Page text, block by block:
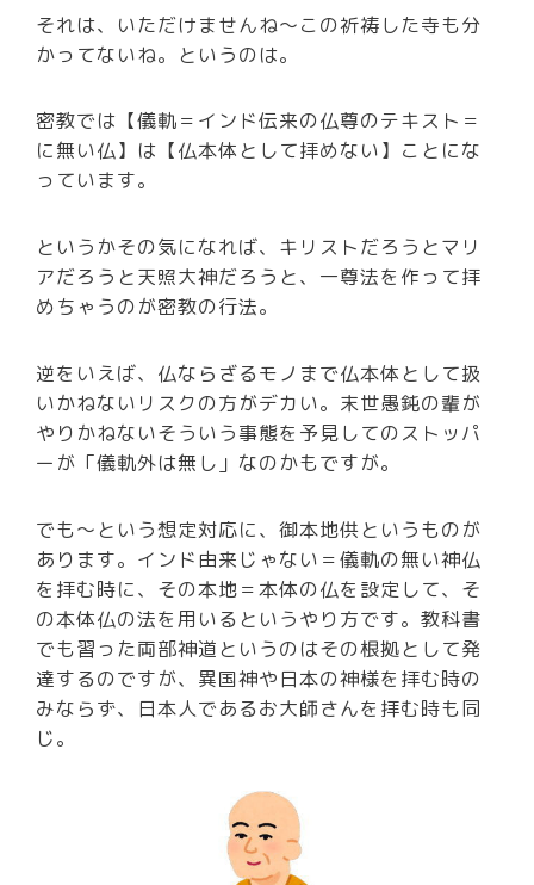
それは、いただけませんね～この祈祷した寺も分
かってないね。というのは。
密教では【儀軌＝インド伝来の仏尊のテキスト＝
に無い仏】は【仏本体として拝めない】ことにな
っています。
というかその気になれば、キリストだろうとマリ
アだろうと天照大神だろうと、一尊法を作って拝
めちゃうのが密教の行法。
逆をいえば、仏ならざるモノまで仏本体として扱
いかねないリスクの方がデカい。末世愚鈍の輩が
やりかねないそういう事態を予見してのストッパ
ーが「儀軌外は無し」なのかもですが。
でも～という想定対応に、御本地供というものが
あります。インド由来じゃない＝儀軌の無い神仏
を拝む時に、その本地＝本体の仏を設定して、そ
の本体仏の法を用いるというやり方です。教科書
でも習った両部神道というのはその根拠として発
達するのですが、異国神や日本の神様を拝む時の
みならず、日本人であるお大師さんを拝む時も同
じ。